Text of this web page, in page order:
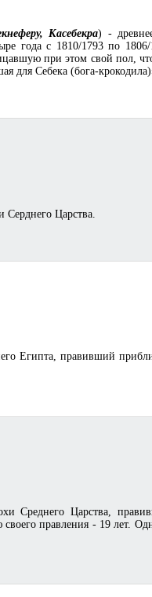
Касебекра) -
года с 1810/1793 по
при этом свой пол,
для Себека (бога-
Царства.
Египта, правивший
Среднего Царства,
правления - 19 лет.